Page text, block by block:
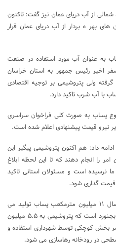
از آب دریای عمان نیز گفت: تاکنون
بهر ه بردار از آب دریای عمان قرار
به عنوان آب مورد استفاده در صنعت
اخیر رئیس جمهور به استان خراسان
ولی پتروشیمی بر توجیه اقتصادی
با آب شرب تاکید دارد.
پساب به صورت کلی فراخوان سراسری
نیرو قیمت پیشنهادی اعلام شده است.
داد: هم اکنون پتروشیمی پیگیر این
را انجام دهند که تا این لحظه ابلاغ
نرسیده است و مسئولان استانی تاکید
قیمت گذاری شود.
نعیمی گفت: در خراسان شمالی طی سال ۱۱ میلیون مترمکعب پساب تولید می
شود که هفت میلیون مترمکعب سهم بجنورد است که پتروشیمی به ۵.۵ میلیون
بخش کوچکی توسط شهرداری استفاده و
در رودخانه رهاسازی می شود.